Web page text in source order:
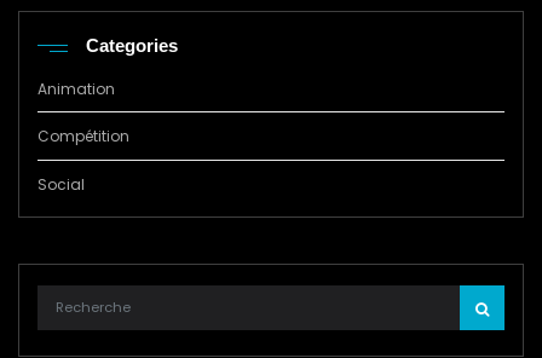
Categories
Animation
Compétition
Social